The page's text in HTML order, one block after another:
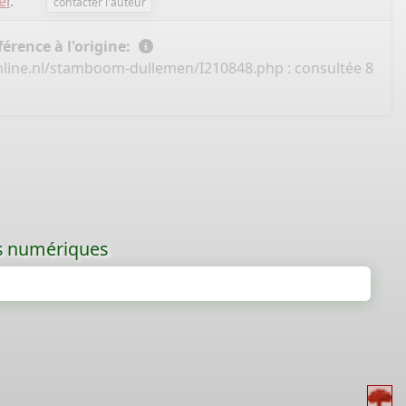
à l'origine:
stamboom-dullemen/I210848.php : consultée 8
numériques